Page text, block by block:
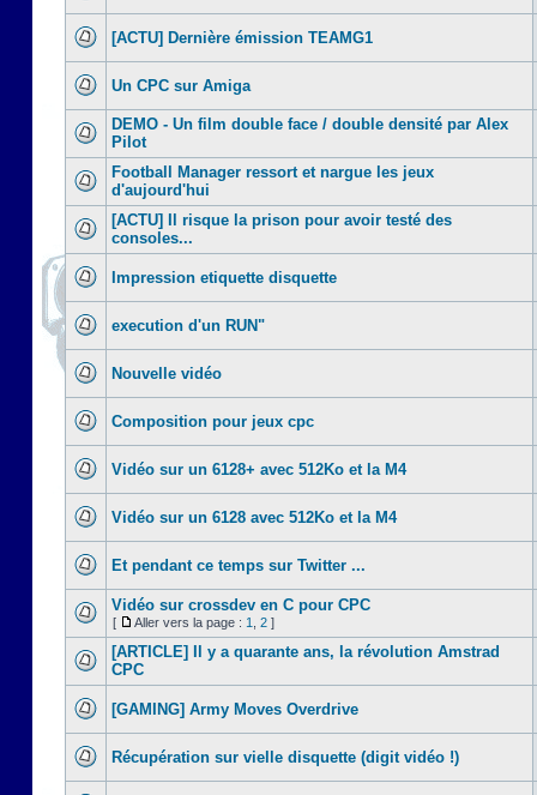
[ACTU] Dernière émission TEAMG1
Un CPC sur Amiga
DEMO - Un film double face / double densité par Alex
Pilot
Football Manager ressort et nargue les jeux
d'aujourd'hui
[ACTU] Il risque la prison pour avoir testé des
consoles...
Impression etiquette disquette
execution d'un RUN"
Nouvelle vidéo
Composition pour jeux cpc
Vidéo sur un 6128+ avec 512Ko et la M4
Vidéo sur un 6128 avec 512Ko et la M4
Et pendant ce temps sur Twitter ...
Vidéo sur crossdev en C pour CPC
[ Aller vers la page : 1 2 ]
[ARTICLE] Il y a quarante ans, la révolution Amstrad
CPC
[GAMING] Army Moves Overdrive
Récupération sur vielle disquette (digit vidéo !)